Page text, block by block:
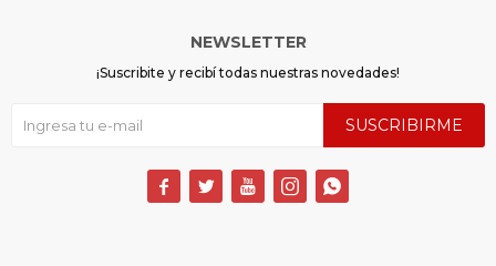
NEWSLETTER
¡Suscribite y recibí todas nuestras novedades!
SUSCRIBIRME
    